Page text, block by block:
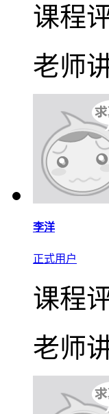
课程
老师
李洋
正式用户
课程
老师